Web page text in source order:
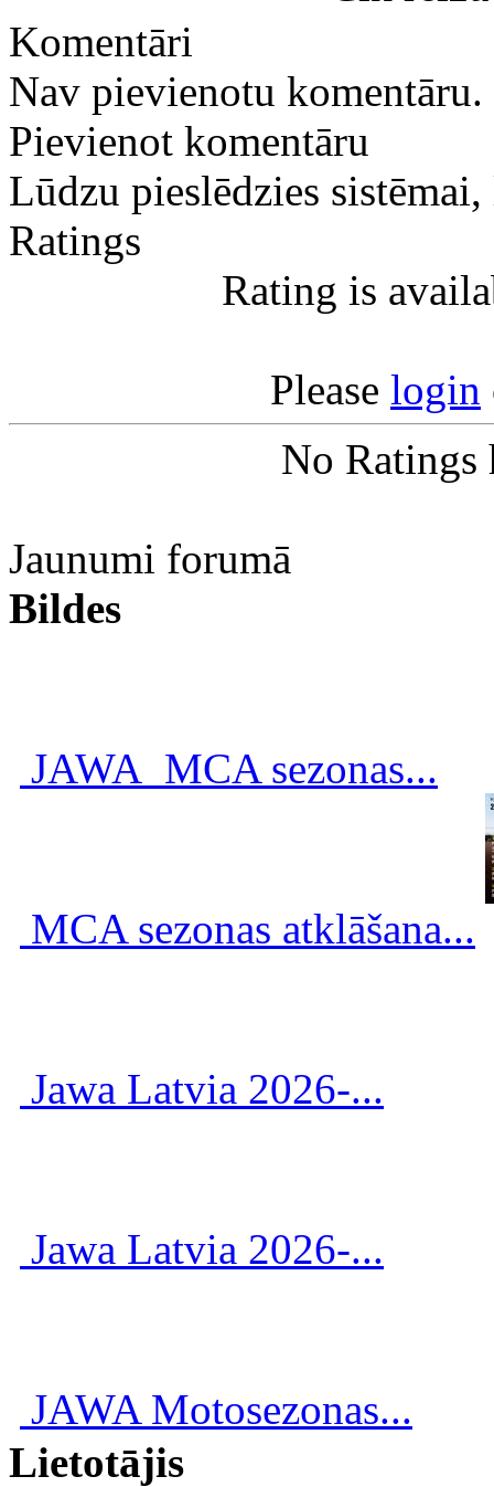
Komentāri
Nav pievienotu komentāru.
Pievienot komentāru
Lūdzu pieslēdzies
Ratings
Rating is
Please login
No Ratings
Jaunumi forumā
Bildes
JAWA_MCA sezonas...
MCA sezonas atklāšana...
Jawa Latvia 2026-...
Jawa Latvia 2026-...
JAWA Motosezonas...
Lietotājis